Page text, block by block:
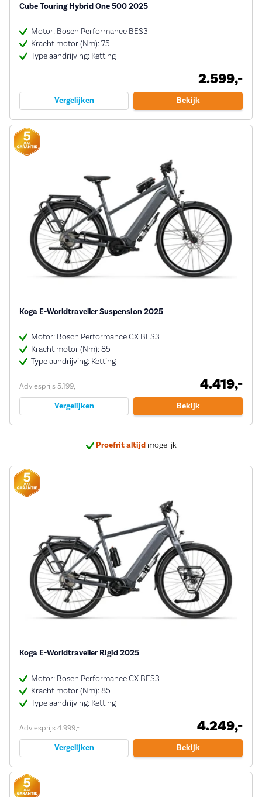
Cube Touring Hybrid One 500 2025
Motor: Bosch Performance BES3
Kracht motor (Nm): 75
Type aandrijving: Ketting
2.599,-
Vergelijken Bekijk
Koga E-Worldtraveller Suspension 2025
Motor: Bosch Performance CX BES3
Kracht motor (Nm): 85
Type aandrijving: Ketting
Adviesprijs 5.199,- 4.419,-
Vergelijken Bekijk
Proefrit altijdmogelijk
Koga E-Worldtraveller Rigid 2025
Motor: Bosch Performance CX BES3
Kracht motor (Nm): 85
Type aandrijving: Ketting
Adviesprijs 4.999,- 4.249,-
Vergelijken Bekijk